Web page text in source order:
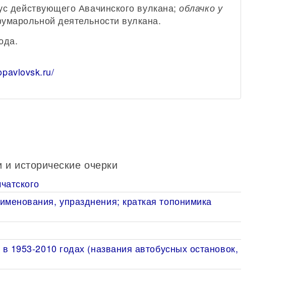
действующего Авачинского вулкана;облачко у
деятельности вулкана.
исторические очерки
упразднения; краткая топонимика
1953-2010 годах (названия автобусных остановок,